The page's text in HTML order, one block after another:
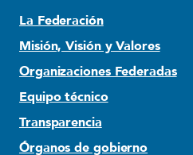
La Federación
Misión, Visión y Valores
Organizaciones Federadas
Equipo técnico
Transparencia
Órganos de gobierno